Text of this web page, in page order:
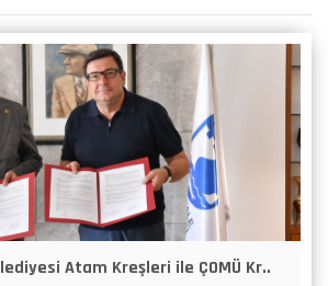
Atam Kreşleri ile ÇOMÜ Kr..